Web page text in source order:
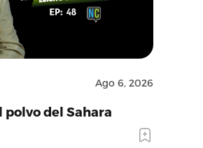
Ago 6, 2026
polvo del Sahara